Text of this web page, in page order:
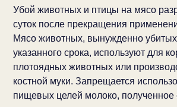
Убой животных и птицы на мясо
суток после прекращения
Мясо животных, вынужденно убитых
указанного срока, используют для
плотоядных животных или
костной муки. Запрещается
пищевых целей молоко, полученное